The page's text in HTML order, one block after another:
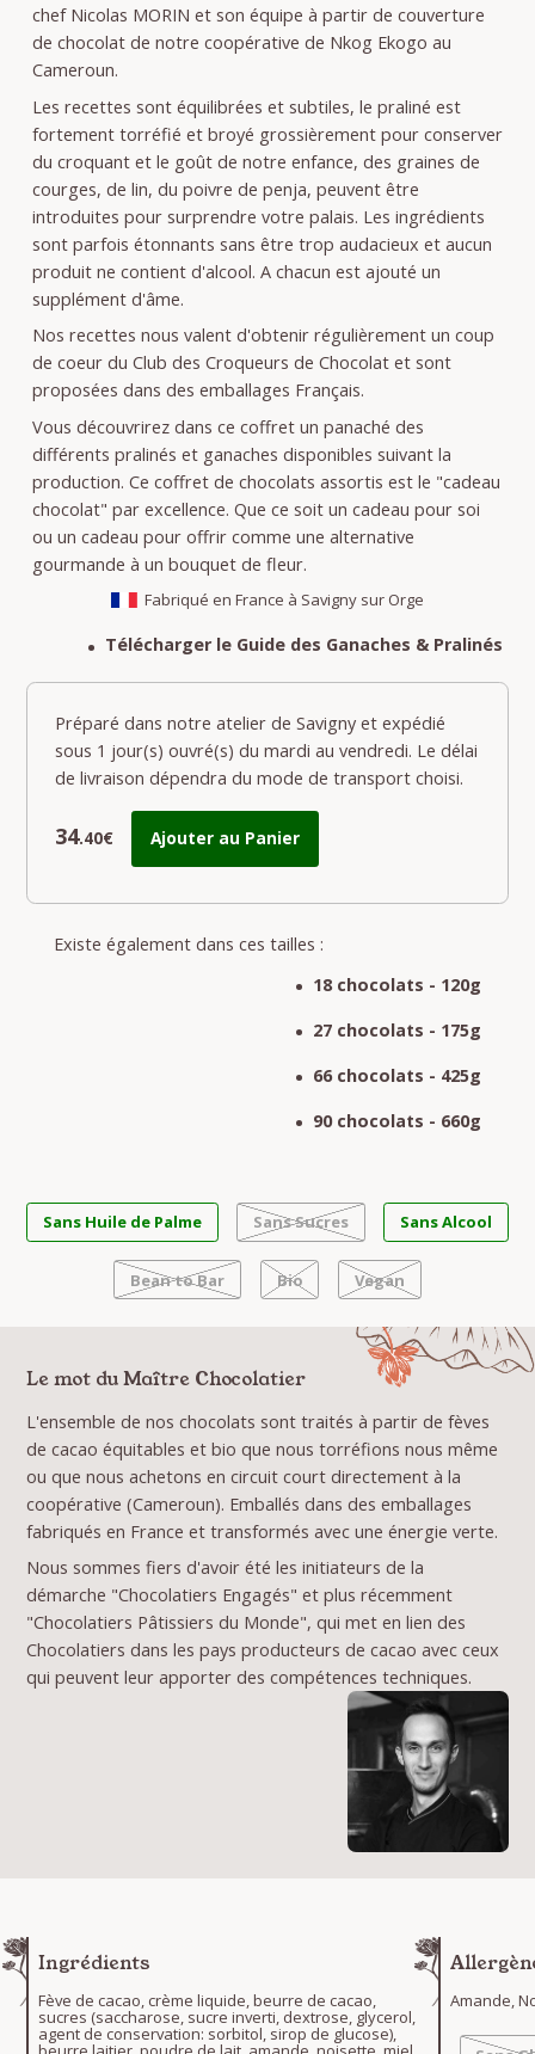
chef Nicolas MORIN et son équipe à partir de couverture
de chocolat de notre coopérative de Nkog Ekogo au
Cameroun.
Les recettes sont équilibrées et subtiles, le praliné est
fortement torréfié et broyé grossièrement pour conserver
du croquant et le goût de notre enfance, des graines de
courges, de lin, du poivre de penja, peuvent être
introduites pour surprendre votre palais. Les ingrédients
sont parfois étonnants sans être trop audacieux et aucun
produit ne contient d'alcool. A chacun est ajouté un
supplément d'âme.
Nos recettes nous valent d'obtenir régulièrement un coup
de coeur du Club des Croqueurs de Chocolat et sont
proposées dans des emballages Français.
Vous découvrirez dans ce coffret un panaché des
différents pralinés et ganaches disponibles suivant la
production. Ce coffret de chocolats assortis est le "cadeau
chocolat" par excellence. Que ce soit un cadeau pour soi
ou un cadeau pour offrir comme une alternative
gourmande à un bouquet de fleur.
Fabriqué en France à Savigny sur Orge
Télécharger le Guide des Ganaches & Pralinés
Préparé dans notre atelier de Savigny et expédié
sous 1 jour(s) ouvré(s) du mardi au vendredi. Le délai
de livraison dépendra du mode de transport choisi.
34.40€ Ajouter au Panier
Existe également dans ces tailles :
18 chocolats - 120g
27 chocolats - 175g
66 chocolats - 425g
90 chocolats - 660g
Sans Huile de Palme Sans Sucres Sans Alcool
Bean to Bar Bio Vegan
Le mot du Maître Chocolatier
L'ensemble de nos chocolats sont traités à partir de fèves
de cacao équitables et bio que nous torréfions nous même
ou que nous achetons en circuit court directement à la
coopérative (Cameroun). Emballés dans des emballages
fabriqués en France et transformés avec une énergie verte.
Nous sommes fiers d'avoir été les initiateurs de la
démarche "Chocolatiers Engagés" et plus récemment
"Chocolatiers Pâtissiers du Monde", qui met en lien des
Chocolatiers dans les pays producteurs de cacao avec ceux
qui peuvent leur apporter des compétences techniques.
Ingrédients
Fève de cacao, crème liquide, beurre de cacao,
sucres (saccharose, sucre inverti, dextrose, glycerol,
agent de conservation: sorbitol, sirop de glucose),
Amande,